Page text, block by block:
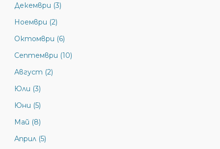
Декември (3)
Ноември (2)
Октомври (6)
Септември (10)
Август (2)
Юли (3)
Юни (5)
Май (8)
Април (5)